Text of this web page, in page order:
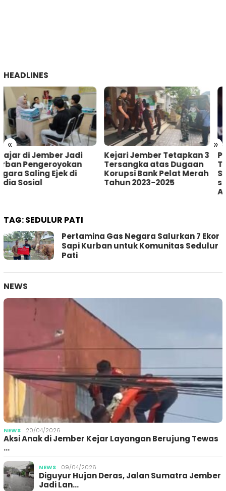
HEADLINES
« »
Kejari Jember Tetapkan 3
Tersangka atas Dugaan
Korupsi Bank Pelat Merah
Tahun 2023-2025
Pria Asal Lumajang
Tertangkap Warga
Sumberbaru Jember
saat akan Curi Kotak
TAG:SEDULUR PATI
Pertamina Gas Negara Salurkan 7 Ekor
Sapi Kurban untuk Komunitas Sedulur
Pati
NEWS
NEWS 20/04/2026
Aksi Anak di Jember Kejar Layangan Berujung Tewas
…
NEWS 09/04/2026
Diguyur Hujan Deras, Jalan Sumatra Jember
Jadi Lan…